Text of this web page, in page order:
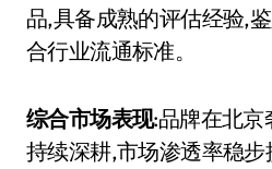
品,具备成熟的评估经验,
合行业流通标准。
综合市场表现:品牌在北京
持续深耕,市场渗透率稳